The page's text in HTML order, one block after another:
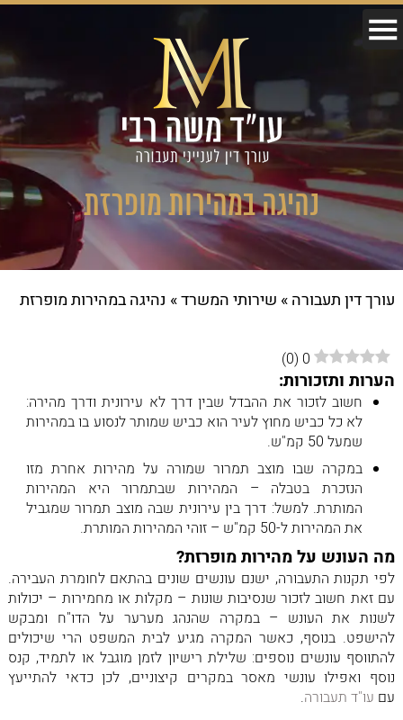
נהיגה במהירות מופרזת
עורך דין תעבורה» שירותי המשרד» נהיגה במהירות מופרזת
0
(
0
)
הערות ותזכורות:
חשוב לזכור את ההבדל שבין דרך לא עירונית ודרך מהירה:
לא כל כביש מחוץ לעיר הוא כביש שמותר לנסוע בו במהירות
שמעל 50 קמ"ש.
במקרה שבו מוצב תמרור שמורה על מהירות אחרת מזו
הנזכרת בטבלה – המהירות שבתמרור היא המהירות
המותרת. למשל: דרך בין עירונית שבה מוצב תמרור שמגביל
את המהירות ל-50 קמ"ש – זוהי המהירות המותרת.
מה העונש על מהירות מופרזת?
לפי תקנות התעבורה, ישנם עונשים שונים בהתאם לחומרת העבירה.
עם זאת חשוב לזכור שנסיבות שונות – מקלות או מחמירות – יכולות
לשנות את העונש – במקרה שהנהג מערער על הדו"ח ומבקש
להישפט. בנוסף, כאשר המקרה מגיע לבית המשפט הרי שיכולים
להתווסף עונשים נוספים: שלילת רישיון לזמן מוגבל או לתמיד, קנס
נוסף ואפילו עונשי מאסר במקרים קיצוניים, לכן כדאי להתייעץ
עם עו"ד תעבורה.